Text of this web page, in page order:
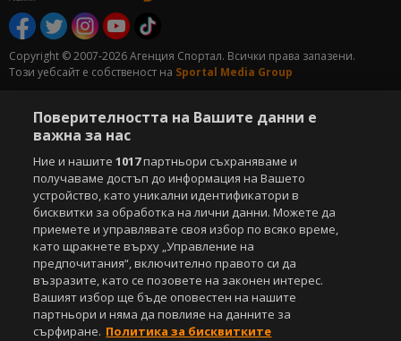
Copyright © 2007-2026 Агенция Спортал. Всички права запазени.
Този уебсайт е собственост на Sportal Media Group
Етични правила на НСС
Лични данни
Съдържанието на този уеб сайт и технологиите, използвани в него, са
под закрила на Закона за авторското право и сродните му права.
Всички статии, репортажи, интервюта и други текстови, графични и
видео материали, публикувани в сайта, са собственост на Агенция
Спортал, освен ако изрично е посочено друго. Допуска се
публикуване на текстови материали само след писмено съгласие на
Агенция Спортал, посочване на източника и добавяне на линк към
www.sportal.bg. Използването на графични и видео материали,
публикувани в сайта, е строго забранено. Нарушителите ще бъдат
санкционирани с цялата строгост на закона.
Поверителността на Вашите данни е
важна за нас
Ние и нашите1017партньори съхраняваме и
получаваме достъп до информация на Вашето
устройство, като уникални идентификатори в
бисквитки за обработка на лични данни. Можете да
приемете и управлявате своя избор по всяко време,
като щракнете върху „Управление на
предпочитания“, включително правото си да
възразите, като се позовете на законен интерес.
Вашият избор ще бъде оповестен на нашите
партньори и няма да повлияе на данните за
сърфиране. Политика за бисквитките